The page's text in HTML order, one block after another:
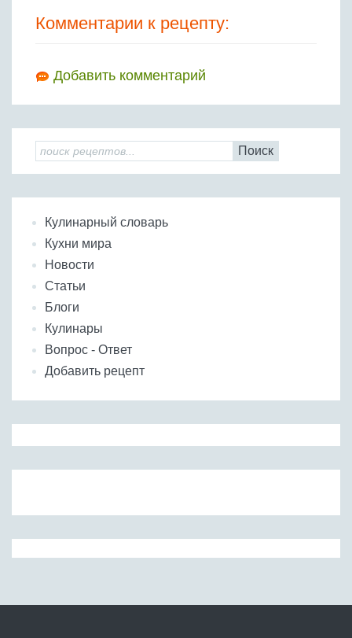
Комментарии к рецепту:
Добавить комментарий
Поиск
Кулинарный словарь
Кухни мира
Новости
Статьи
Блоги
Кулинары
Вопрос - Ответ
Добавить рецепт